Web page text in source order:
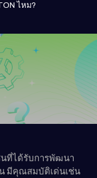
ไหม?
นที่ได้รับการพัฒนา
น มีคุณสมบัติเด่นเช่น